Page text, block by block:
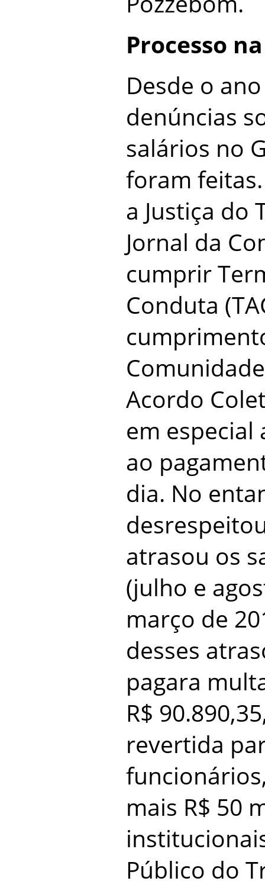
Processo
Desde o
denúncias
salários no
foram
a Justiça do
Jornal da
cumprir
Conduta
Acordo
em especial
ao
dia. No
atrasou os
(julho e
março de
desses
pagara
R$
revertida
mais R$ 50
Público do